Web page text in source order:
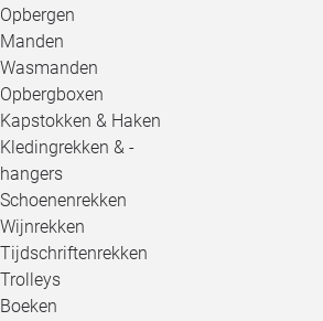
Opbergen
Manden
Wasmanden
Opbergboxen
Kapstokken & Haken
Kledingrekken & -
hangers
Schoenenrekken
Wijnrekken
Tijdschriftenrekken
Trolleys
Boeken